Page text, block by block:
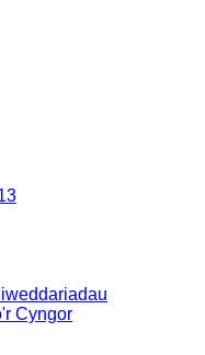
Cyngor